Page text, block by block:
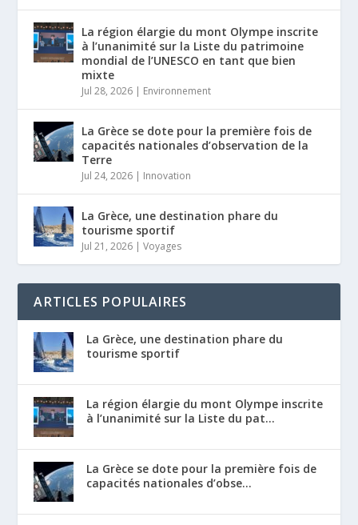
La région élargie du mont Olympe inscrite
à l’unanimité sur la Liste du patrimoine
mondial de l’UNESCO en tant que bien
mixte
Jul 28, 2026 | Environnement
La Grèce se dote pour la première fois de
capacités nationales d’observation de la
Terre
Jul 24, 2026 | Innovation
La Grèce, une destination phare du
tourisme sportif
Jul 21, 2026 |Voyages
ARTICLES POPULAIRES
La Grèce, une destination phare du
tourisme sportif
La région élargie du mont Olympe inscrite
à l’unanimité sur la Liste du pat...
La Grèce se dote pour la première fois de
capacités nationales d’obse...